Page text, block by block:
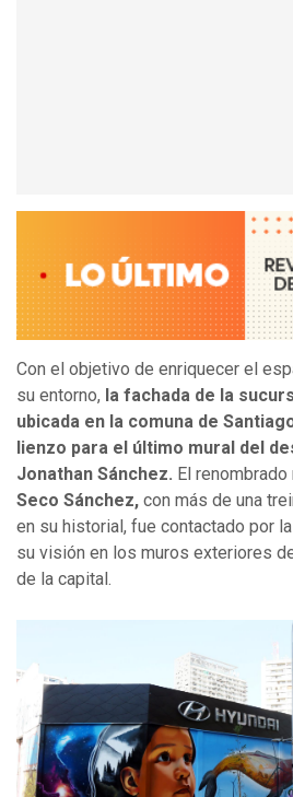
Con el objetivo de enriquecer el
su entorno, la fachada de la
ubicada en la comuna de
lienzo para el último mural del
Jonathan Sánchez. El
Seco Sánchez, con más de una
en su historial, fue contactado por
su visión en los muros exteriores
de la capital.